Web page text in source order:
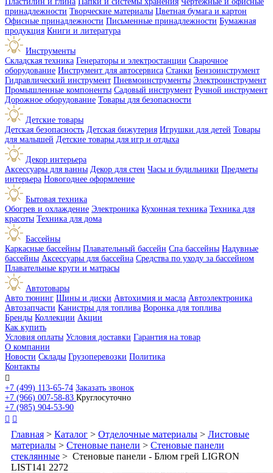
принадлежности Творческие материалы Цветная бумага и картон
Офисные принадлежности Письменные принадлежности Бумажная
продукция Книги и литература
Инструменты
Складская техника Генераторы и электростанции Сварочное
оборудование Инструмент для автосервиса Станки Бензоинструмент
Гидравлический инструмент Пневмоинструменты Электроинструмент
Промышленные компоненты Садовый инструмент Ручной инструмент
Дорожное оборудование Товары для безопасности
Детские товары
Детская безопасность Детская бижутерия Игрушки для детей Товары
для малышей Детские товары для игр и отдыха
Декор интерьера
Аксессуары для ванны Декор для стен Часы и будильники Предметы
интерьера Новогоднее оформление
Бытовая техника
Обогрев и охлаждение Электроника Кухонная техника Техника для
красоты Техника для дома
Бассейны
Каркасные бассейны Плавательный бассейн Спа бассейны Надувные
бассейны Аксессуары для бассейна Средства по уходу за бассейном
Плавательные круги и матрасы
Автотовары
Авто тюнинг Шины и диски Автохимия и масла Автоэлектроника
Автозапчасти Канистры для топлива Воронка для топлива
Бренды Коллекции Акции
Как купить
Условия оплаты Условия доставки Гарантия на товар
О компании
Новости Склады Грузоперевозки Политика
Контакты

+7 (499) 113-65-74 Заказать звонок
+7 (966) 007-58-83 Круглосуточно
+7 (985) 904-53-90
 
Главная > Каталог > Отделочные материалы > Листовые
материалы > Стеновые панели > Стеновые панели
стеклянные > Стеновые панели - Блюм грей LIGRON
LIST141 2272